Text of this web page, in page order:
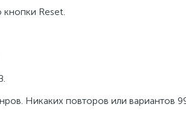
Reset.
Никаких повторов или вариантов